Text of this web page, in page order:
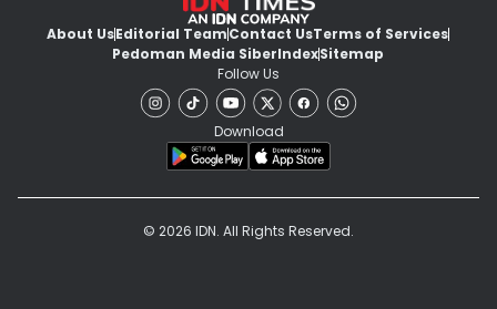
About UsEditorial TeamContact UsTerms of Services
Pedoman Media SiberIndexSitemap
Follow Us
Download
© 2026 IDN. All Rights Reserved.